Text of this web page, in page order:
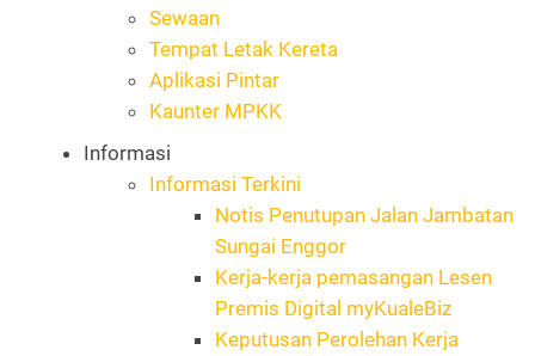
Sewaan
Tempat Letak Kereta
Aplikasi Pintar
Kaunter MPKK
Informasi
Informasi Terkini
Notis Penutupan Jalan Jambatan
Sungai Enggor
Kerja-kerja pemasangan Lesen
Premis Digital myKualeBiz
Keputusan Perolehan Kerja